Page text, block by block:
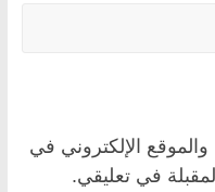
الإلكتروني في
في تعليقي.